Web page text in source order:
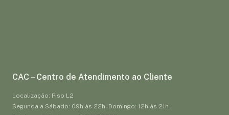
CAC – Centro de Atendimento ao Cliente
Localização: Piso L2
Segunda a Sábado: 09h às 22h - Domingo: 12h às 21h